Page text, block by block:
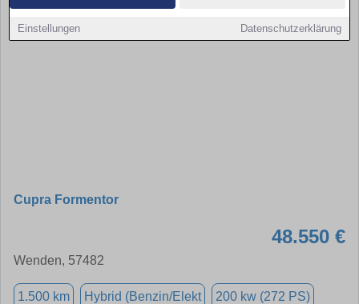
Einstellungen Datenschutzerklärung
Cupra Formentor
48.550 €
Wenden, 57482
1.500 km Hybrid (Benzin/Elekt 200 kw (272 PS)